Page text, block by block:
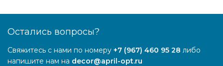
Остались вопросы?
Свяжитесь с нами по номеру +7 (967) 460 95 28 либо
напишите нам на decor@april-opt.ru